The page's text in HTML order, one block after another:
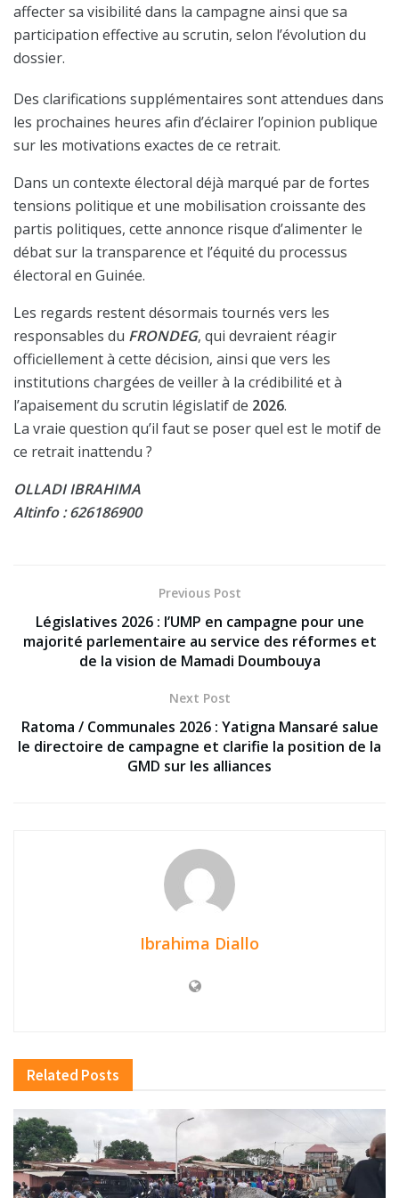
affecter sa visibilité dans la campagne ainsi que sa
participation effective au scrutin, selon l’évolution du
dossier.
Des clarifications supplémentaires sont attendues dans
les prochaines heures afin d’éclairer l’opinion publique
sur les motivations exactes de ce retrait.
Dans un contexte électoral déjà marqué par de fortes
tensions politique et une mobilisation croissante des
partis politiques, cette annonce risque d’alimenter le
débat sur la transparence et l’équité du processus
électoral en Guinée.
Les regards restent désormais tournés vers les
responsables du FRONDEG, qui devraient réagir
officiellement à cette décision, ainsi que vers les
institutions chargées de veiller à la crédibilité et à
l’apaisement du scrutin législatif de 2026.
La vraie question qu’il faut se poser quel est le motif de
ce retrait inattendu ?
OLLADI IBRAHIMA
Altinfo : 626186900
Previous Post
Législatives 2026 : l’UMP en campagne pour une
majorité parlementaire au service des réformes et
de la vision de Mamadi Doumbouya
Next Post
Ratoma / Communales 2026 : Yatigna Mansaré salue
le directoire de campagne et clarifie la position de la
GMD sur les alliances
Ibrahima Diallo
Related Posts